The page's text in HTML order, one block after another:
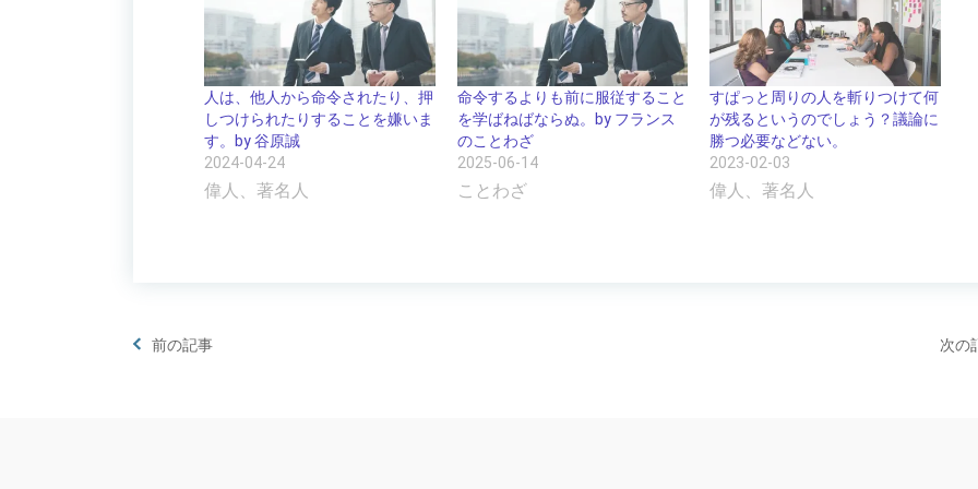
人は、他人から命令されたり、押
しつけられたりすることを嫌いま
す。by 谷原誠
2024-04-24
偉人、著名人
命令するよりも前に服従すること
を学ばねばならぬ。by フランス
のことわざ
2025-06-14
ことわざ
すぱっと周りの人を斬りつけて何
が残るというのでしょう？議論に
勝つ必要などない。
2023-02-03
偉人、著名人
前の記事 次の